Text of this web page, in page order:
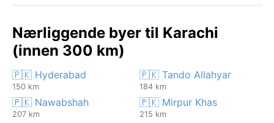
Nærliggende byer til Karachi
(innen 300 km)
🇵🇰 Hyderabad
150 km
🇵🇰 Tando Allahyar
184 km
🇵🇰 Nawabshah
207 km
🇵🇰 Mirpur Khas
215 km